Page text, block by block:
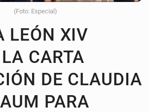
(Foto: Especial)
LEÓN XIV
CARTA
DE CLAUDIA
PARA